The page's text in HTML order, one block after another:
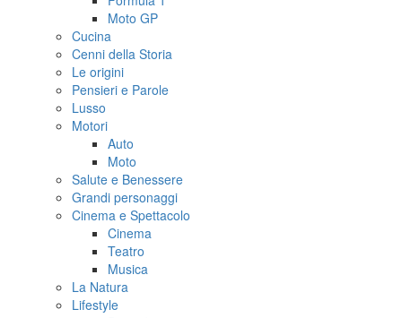
Moto GP
Cucina
Cenni della Storia
Le origini
Pensieri e Parole
Lusso
Motori
Auto
Moto
Salute e Benessere
Grandi personaggi
Cinema e Spettacolo
Cinema
Teatro
Musica
La Natura
Lifestyle